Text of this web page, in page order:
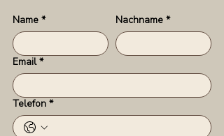
Name * Nachname *
Email *
Telefon *